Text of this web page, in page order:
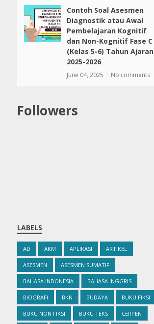
Contoh Soal Asesmen
Diagnostik atau Awal
Pembelajaran Kognitif
dan Non-Kognitif Fase C
(Kelas 5-6) Tahun Ajaran
2025-2026
June 04, 2025 No comments
Followers
LABELS
AD AKM APLIKASI ARTIKEL
ASESMEN ASESMEN SUMATIF
BAHASA INDONESIA BAHASA INGGRIS
BIOGRAFI BKN BUDAYA BUKU FIKSI
BUKU NON FIKSI BUKU TEKS CERPEN